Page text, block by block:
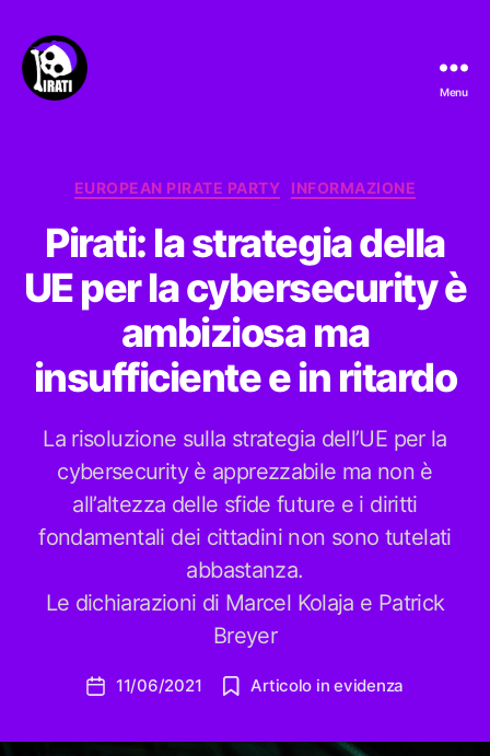
Menu
Categorie
EUROPEAN PIRATE PARTY INFORMAZIONE
Pirati: la strategia della
UE per la cybersecurity è
ambiziosa ma
insufficiente e in ritardo
La risoluzione sulla strategia dell’UE per la
cybersecurity è apprezzabile ma non è
all’altezza delle sfide future e i diritti
fondamentali dei cittadini non sono tutelati
abbastanza.
Le dichiarazioni di Marcel Kolaja e Patrick
Breyer
Data11/06/2021 Articolo in evidenza